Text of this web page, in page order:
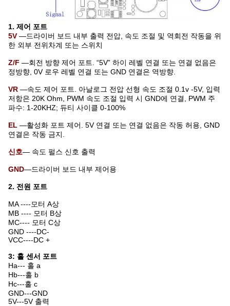
1. 제어 포트
5V —드라이버 보드 내부 출력 전압, 속도 조절 및 역회전 작동을 위
한 외부 전위차계 또는 스위치
Z/F —회전 방향 제어 포트. “5V” 하이 레벨 연결 또는 연결 없음은
정방향, 0V 로우 레벨 연결 또는 GND 연결은 역방향.
VR —속도 제어 포트. 아날로그 전압 선형 속도 조절 0.1v -5V, 입력
저항은 20K Ohm, PWM 속도 조절 입력 시 GND에 연결, PWM 주
파수: 1-20KHZ; 듀티 사이클 0-100%
EL —활성화 포트 제어. 5V 연결 또는 연결 없음은 작동 허용, GND
연결은 작동 금지.
신호— 속도 펄스 신호 출력
GND—드라이버 보드 내부 제어용
2. 전원 포트
MA ----모터 A상
MB ---- 모터 B상
MC---- 모터 C상
GND ----DC-
VCC----DC +
3: 홀 센서 포트
Ha--- 홀 a
Hb---홀 b
Hc---홀 c
GND---GND
5V---5V 출력